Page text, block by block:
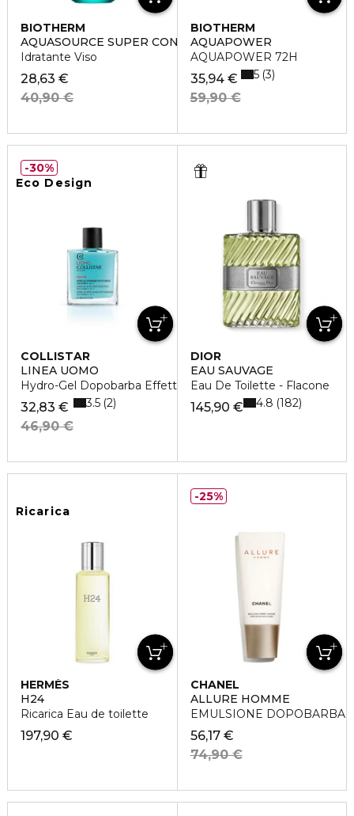
BIOTHERM
AQUASOURCE SUPER CONCENTRATES PURE
Idratante Viso
28,63 €
40,90 €
BIOTHERM
AQUAPOWER
AQUAPOWER 72H
35,94 €
59,90 €
5 3
Eco Design
COLLISTAR
LINEA UOMO
Hydro-Gel Dopobarba Effetto Fresco
32,83 €
46,90 €
3.5 2
30%
DIOR
EAU SAUVAGE
Eau De Toilette - Flacone
145,90 € 4.8 182
Ricarica
HERMÈS
H24
Ricarica Eau de toilette
197,90 €
CHANEL
ALLURE HOMME
EMULSIONE DOPOBARBA
56,17 €
74,90 €
25%